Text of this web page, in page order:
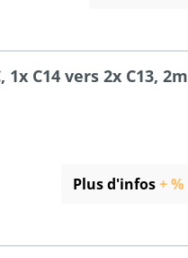
C14 vers 2x C13, 2m
Plus d'infos+ %